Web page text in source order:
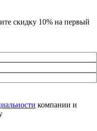
скидку 10% на первый
компании и